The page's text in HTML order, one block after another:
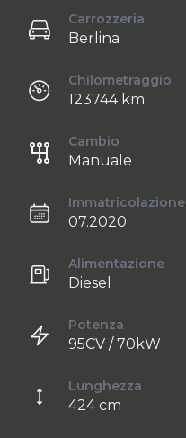
Carrozzeria
Berlina
Chilometraggio
123744 km
Cambio
Manuale
Immatricolazione
07.2020
Alimentazione
Diesel
Potenza
95CV / 70kW
Lunghezza
424 cm